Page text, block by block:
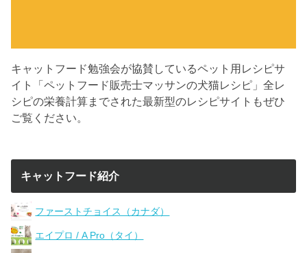
キャットフード勉強会が協賛しているペット用レシピサ
イト「ペットフード販売士マッサンの犬猫レシピ」全レ
シピの栄養計算までされた最新型のレシピサイトもぜひ
ご覧ください。
キャットフード紹介
ファーストチョイス（カナダ）
エイプロ / A Pro（タイ）